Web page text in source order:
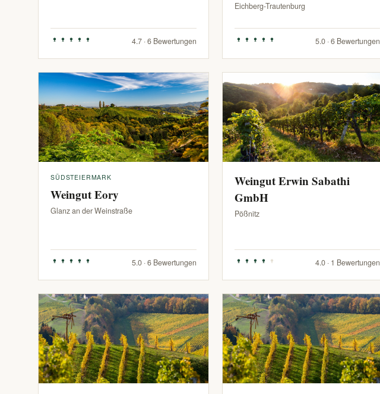
4.7 · 6 Bewertungen
Eichberg-Trautenburg
5.0 · 6 Bewertungen
SÜDSTEIERMARK
Weingut Eory
Glanz an der Weinstraße
5.0 · 6 Bewertungen
Weingut Erwin Sabathi
GmbH
Pößnitz
4.0 · 1 Bewertungen